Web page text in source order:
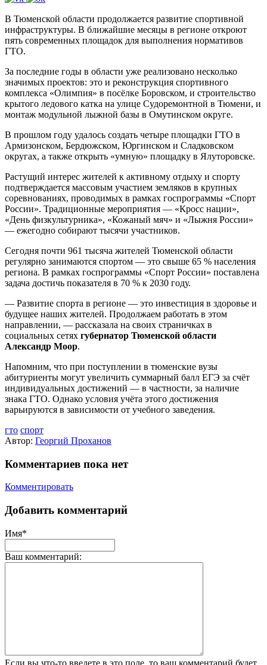
В Тюменской области продолжается развитие спортивной
инфраструктуры. В ближайшие месяцы в регионе откроют
пять современных площадок для выполнения нормативов
ГТО.
За последние годы в области уже реализовано несколько
значимых проектов: это и реконструкция спортивного
комплекса «Олимпия» в посёлке Боровском, и строительство
крытого ледового катка на улице Судоремонтной в Тюмени, и
монтаж модульной лыжной базы в Омутинском округе.
В прошлом году удалось создать четыре площадки ГТО в
Армизонском, Бердюжском, Юргинском и Сладковском
округах, а также открыть «умную» площадку в Ялуторовске.
Растущий интерес жителей к активному отдыху и спорту
подтверждается массовым участием земляков в крупных
соревнованиях, проводимых в рамках госпрограммы «Спорт
России». Традиционные мероприятия — «Кросс нации»,
«День физкультурника», «Кожаный мяч» и «Лыжня России»
— ежегодно собирают тысячи участников.
Сегодня почти 961 тысяча жителей Тюменской области
регулярно занимаются спортом — это свыше 65 % населения
региона. В рамках госпрограммы «Спорт России» поставлена
задача достичь показателя в 70 % к 2030 году.
— Развитие спорта в регионе — это инвестиция в здоровье и
будущее наших жителей. Продолжаем работать в этом
направлении, — рассказала на своих страничках в
социальных сетях губернатор Тюменской области
Александр Моор.
Напомним, что при поступлении в тюменские вузы
абитуриенты могут увеличить суммарный балл ЕГЭ за счёт
индивидуальных достижений — в частности, за наличие
знака ГТО. Однако условия учёта этого достижения
варьируются в зависимости от учебного заведения.
гто спорт
Автор: Георгий Проханов
Комментариев пока нет
Комментировать
Добавить комментарий
Имя*
Ваш комментарий:
Если вы что-то введете в это поле, то ваш комментарий будет